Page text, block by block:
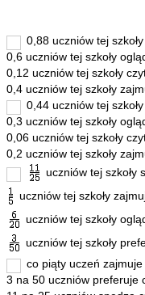
0,88 uczniów tej
0,6 uczniów tej szkoły
0,12 uczniów tej szkoły
0,4 uczniów tej szkoły
0,44 uczniów tej
0,3 uczniów tej szkoły
0,06 uczniów tej szkoły
0,2 uczniów tej szkoły
uczniów tej szkoły
uczniów tej szkoły
uczniów tej szkoły
uczniów tej szkoły
co piąty uczeń
3 na 50 uczniów preferuje